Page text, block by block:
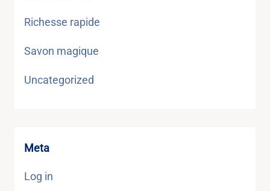
Richesse rapide
Savon magique
Uncategorized
Meta
Log in